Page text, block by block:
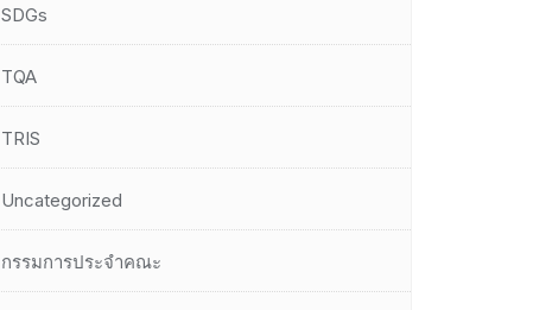
SDGs
TQA
TRIS
Uncategorized
กรรมการประจำคณะ